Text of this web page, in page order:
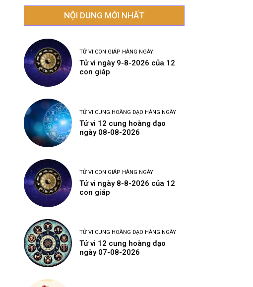
NỘI DUNG MỚI NHẤT
TỬ VI CON GIÁP HÀNG NGÀY
Tử vi ngày 9-8-2026 của 12
con giáp
TỬ VI CUNG HOÀNG ĐẠO HÀNG NGÀY
Tử vi 12 cung hoàng đạo
ngày 08-08-2026
TỬ VI CON GIÁP HÀNG NGÀY
Tử vi ngày 8-8-2026 của 12
con giáp
TỬ VI CUNG HOÀNG ĐẠO HÀNG NGÀY
Tử vi 12 cung hoàng đạo
ngày 07-08-2026